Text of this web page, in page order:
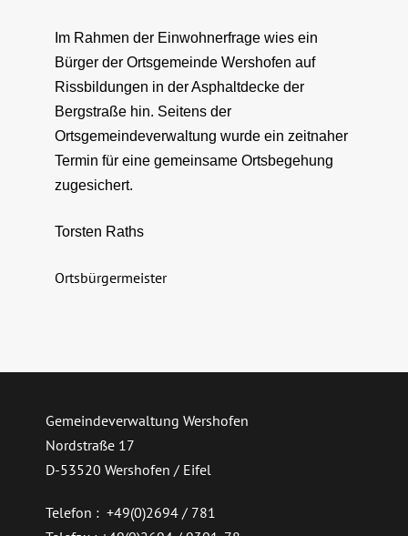
Im Rahmen der Einwohnerfrage wies ein
Bürger der Ortsgemeinde Wershofen auf
Rissbildungen in der Asphaltdecke der
Bergstraße hin. Seitens der
Ortsgemeindeverwaltung wurde ein zeitnaher
Termin für eine gemeinsame Ortsbegehung
zugesichert.
Torsten Raths
Ortsbürgermeister
Gemeindeverwaltung Wershofen
Nordstraße 17
D-53520 Wershofen / Eifel
Telefon : +49(0)2694 / 781